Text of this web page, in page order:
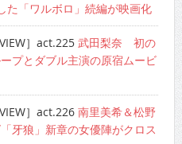
た「ワルボロ」続編が映画化
］act.225 武田梨奈 初の
プとダブル主演の原宿ムービ
］act.226 南里美希＆松野
牙狼」新章の女優陣がクロス